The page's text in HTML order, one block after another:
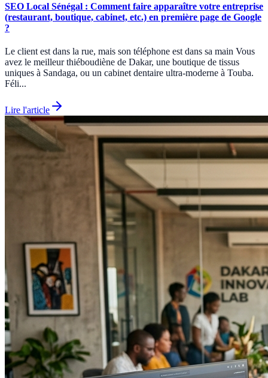
SEO Local Sénégal : Comment faire apparaître votre entreprise
(restaurant, boutique, cabinet, etc.) en première page de Google
?
Le client est dans la rue, mais son téléphone est dans sa main Vous
avez le meilleur thiéboudiène de Dakar, une boutique de tissus
uniques à Sandaga, ou un cabinet dentaire ultra-moderne à Touba.
Féli...
Lire l'article